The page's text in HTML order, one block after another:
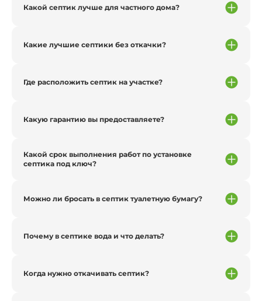
Какой септик лучше для частного дома?
Какие лучшие септики без откачки?
Где расположить септик на участке?
Какую гарантию вы предоставляете?
Какой срок выполнения работ по установке
септика под ключ?
Можно ли бросать в септик туалетную бумагу?
Почему в септике вода и что делать?
Когда нужно откачивать септик?